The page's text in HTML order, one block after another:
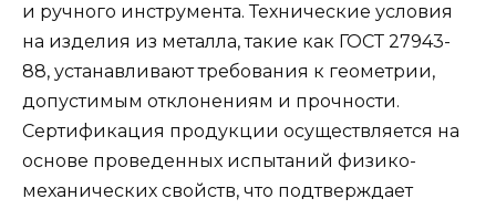
и ручного инструмента. Технические условия
на изделия из металла, такие как ГОСТ 27943-
88, устанавливают требования к геометрии,
допустимым отклонениям и прочности.
Сертификация продукции осуществляется на
основе проведенных испытаний физико-
механических свойств, что подтверждает